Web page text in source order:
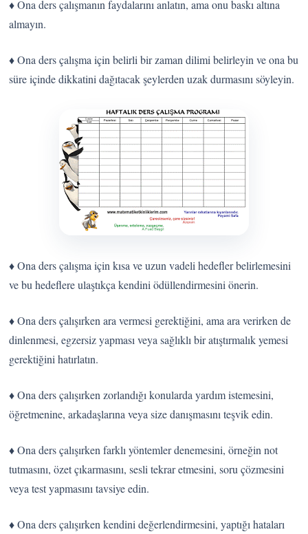
♦ Ona ders çalışmanın faydalarını anlatın, ama onu baskı altına
almayın.
♦ Ona ders çalışma için belirli bir zaman dilimi belirleyin ve ona bu
süre içinde dikkatini dağıtacak şeylerden uzak durmasını söyleyin.
♦ Ona ders çalışma için kısa ve uzun vadeli hedefler belirlemesini
ve bu hedeflere ulaştıkça kendini ödüllendirmesini önerin.
♦ Ona ders çalışırken ara vermesi gerektiğini, ama ara verirken de
dinlenmesi, egzersiz yapması veya sağlıklı bir atıştırmalık yemesi
gerektiğini hatırlatın.
♦ Ona ders çalışırken zorlandığı konularda yardım istemesini,
öğretmenine, arkadaşlarına veya size danışmasını teşvik edin.
♦ Ona ders çalışırken farklı yöntemler denemesini, örneğin not
tutmasını, özet çıkarmasını, sesli tekrar etmesini, soru çözmesini
veya test yapmasını tavsiye edin.
♦ Ona ders çalışırken kendini değerlendirmesini, yaptığı hataları